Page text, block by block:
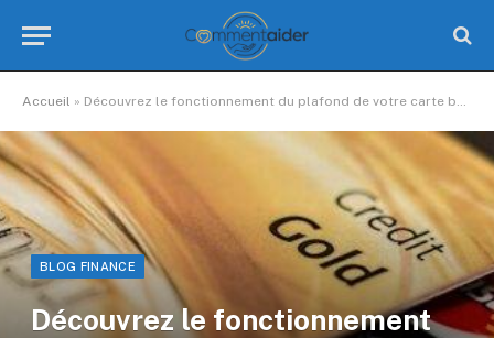
Accueil » Découvrez le fonctionnement du plafond de votre carte bancaire
BLOG FINANCE
Découvrez le fonctionnement